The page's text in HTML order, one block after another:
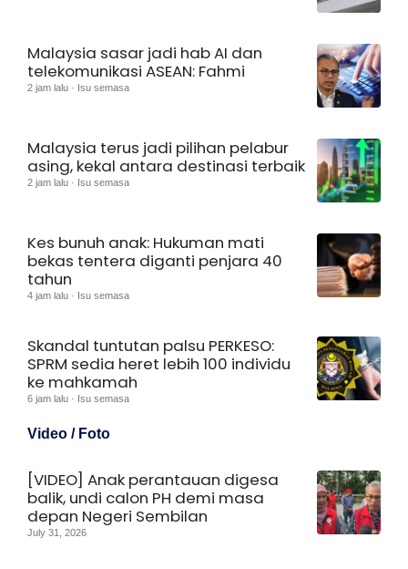
Malaysia sasar jadi hab AI dan
telekomunikasi ASEAN: Fahmi
2 jam lalu · Isu semasa
Malaysia terus jadi pilihan pelabur
asing, kekal antara destinasi terbaik
2 jam lalu · Isu semasa
Kes bunuh anak: Hukuman mati
bekas tentera diganti penjara 40
tahun
4 jam lalu · Isu semasa
Skandal tuntutan palsu PERKESO:
SPRM sedia heret lebih 100 individu
ke mahkamah
6 jam lalu · Isu semasa
Video / Foto
[VIDEO] Anak perantauan digesa
balik, undi calon PH demi masa
depan Negeri Sembilan
July 31, 2026